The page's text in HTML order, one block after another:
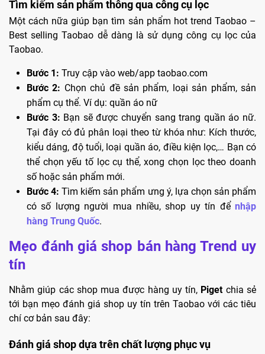
Tìm kiếm sản phẩm thông qua công cụ lọc
Một cách nữa giúp bạn tìm sản phẩm hot trend Taobao –
Best selling Taobao dễ dàng là sử dụng công cụ lọc của
Taobao.
Bước 1: Truy cập vào web/app taobao.com
Bước 2: Chọn chủ đề sản phẩm, loại sản phẩm, sản
phẩm cụ thể. Ví dụ: quần áo nữ
Bước 3: Bạn sẽ được chuyển sang trang quần áo nữ.
Tại đây có đủ phân loại theo từ khóa như: Kích thước,
kiểu dáng, độ tuổi, loại quần áo, điều kiện lọc,… Bạn có
thể chọn yếu tố lọc cụ thể, xong chọn lọc theo doanh
số hoặc sản phẩm mới.
Bước 4: Tìm kiếm sản phẩm ưng ý, lựa chọn sản phẩm
có số lượng người mua nhiều, shop uy tín để nhập
hàng Trung Quốc.
Mẹo đánh giá shop bán hàng Trend uy
tín
Nhằm giúp các shop mua được hàng uy tín, Pigetchia sẻ
tới bạn mẹo đánh giá shop uy tín trên Taobao với các tiêu
chí cơ bản sau đây:
Đánh giá shop dựa trên chất lượng phục vụ